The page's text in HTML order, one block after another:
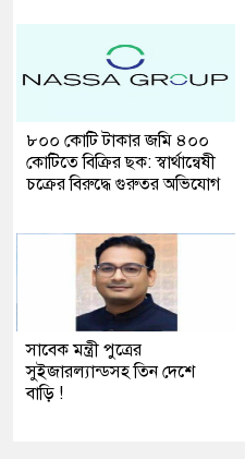
৮০০ কোটি টাকার জমি ৪০০
কোটিতে বিক্রির ছক: স্বার্থান্বেষী
চক্রের বিরুদ্ধে গুরুতর অভিযোগ
সাবেক মন্ত্রী পুত্রের
সুইজারল্যান্ডসহ তিন দেশে
বাড়ি !